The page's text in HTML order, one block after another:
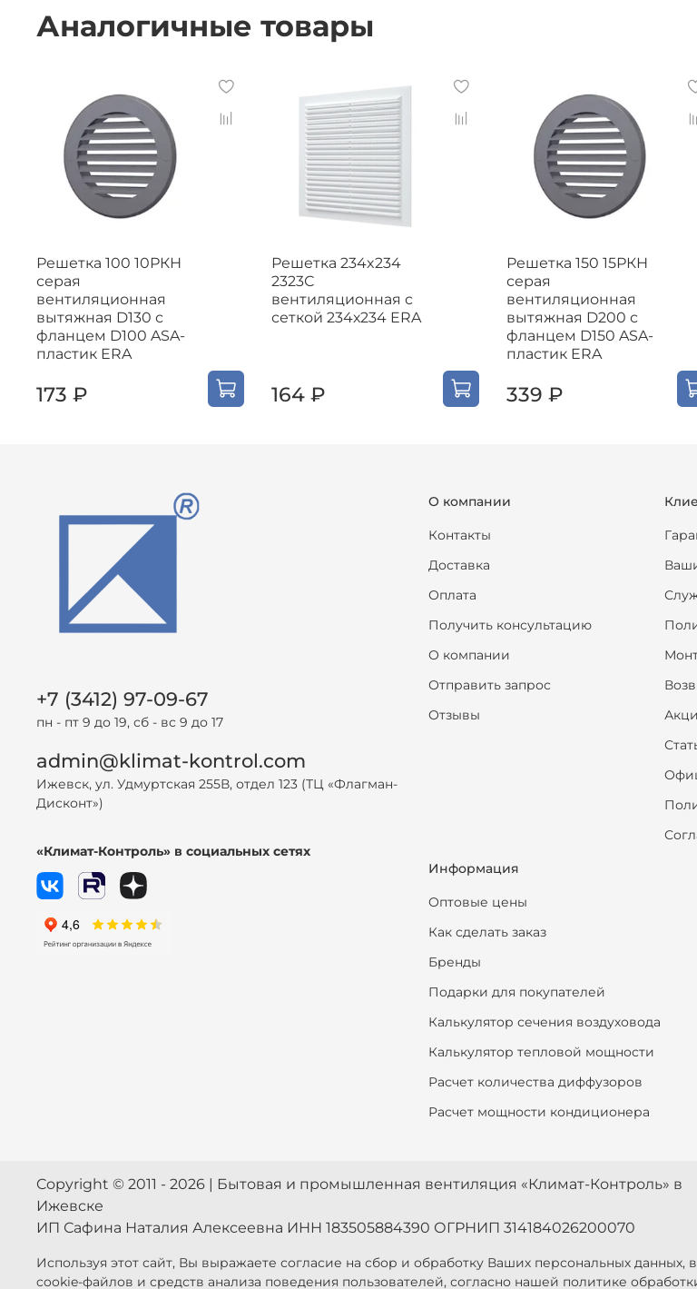
Аналогичные товары
Решетка 100 10РКН
серая
вентиляционная
вытяжная D130 с
фланцем D100 ASA-
пластик ERA
173 ₽
Решетка 234x234
2323С
вентиляционная с
сеткой 234х234 ERA
164 ₽
Решетка 150 15РКН
серая
вентиляционная
вытяжная D200 с
фланцем D150 ASA-
пластик ERA
339 ₽
О компании
Контакты
Доставка
Оплата
Получить консультацию
О компании
Отправить запрос
Отзывы
Информация
Оптовые цены
Как сделать заказ
Бренды
Подарки для покупателей
Калькулятор сечения воздуховода
Калькулятор тепловой мощности
Расчет количества диффузоров
Расчет мощности кондиционера
+7 (3412) 97-09-67
пн - пт 9 до 19, сб - вс 9 до 17
admin@klimat-kontrol.com
Ижевск, ул. Удмуртская 255В, отдел 123 (ТЦ «Флагман-
Дисконт»)
«Климат-Контроль» в социальных сетях
Copyright © 2011 - 2026 | Бытовая и промышленная вентиляция «Климат-Контроль» в
Ижевске
ИП Сафина Наталия Алексеевна ИНН 183505884390 ОГРНИП 314184026200070
Используя этот сайт, Вы выражаете согласие на сбор и обработку Ваших персональных
cookie-файлов и средств анализа поведения пользователей, согласно нашей политике